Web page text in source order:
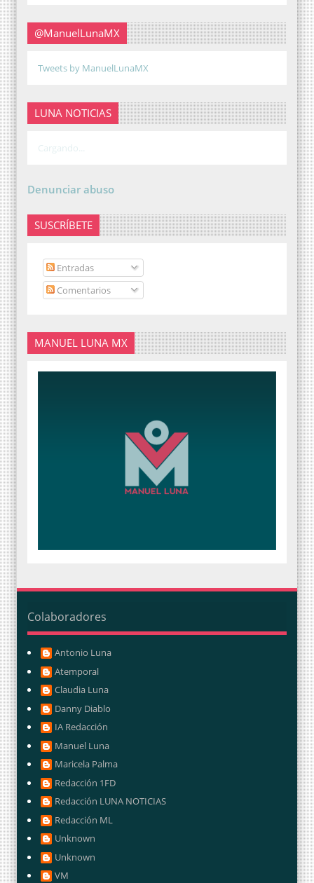
@ManuelLunaMX
Tweets by ManuelLunaMX
LUNA NOTICIAS
Cargando...
Denunciar abuso
SUSCRÍBETE
Entradas
Comentarios
MANUEL LUNA MX
Colaboradores
Antonio Luna
Atemporal
Claudia Luna
Danny Diablo
IA Redacción
Manuel Luna
Maricela Palma
Redacción 1FD
Redacción LUNA NOTICIAS
Redacción ML
Unknown
Unknown
VM